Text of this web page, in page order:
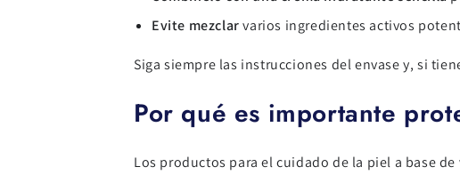
Evite mezclarvarios ingredientes activos
Siga siempre las instrucciones del envase y, si
Por qué es importante
Los productos para el cuidado de la piel a base